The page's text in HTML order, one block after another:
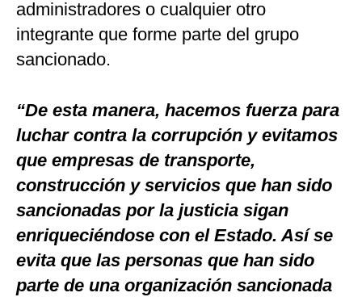
administradores o cualquier otro
integrante que forme parte del grupo
sancionado.
“De esta manera, hacemos fuerza para
luchar contra la corrupción y evitamos
que empresas de transporte,
construcción y servicios que han sido
sancionadas por la justicia sigan
enriqueciéndose con el Estado. Así se
evita que las personas que han sido
parte de una organización sancionada